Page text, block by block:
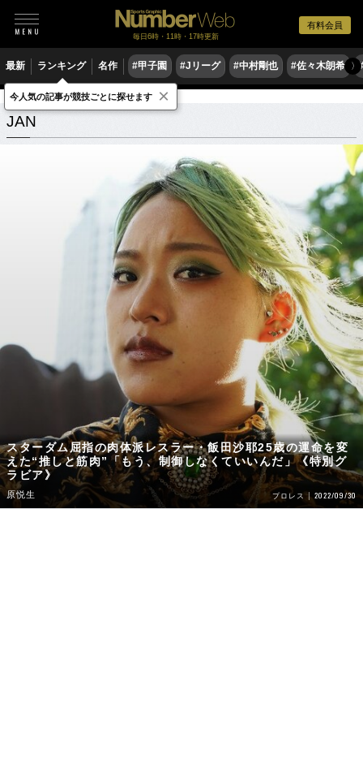
有料会員
毎日6時・11時・17時更新
最新 ランキング 名作 #甲子園 #Jリーグ #中村剛也 #佐々木朗希 〉
JAN 関連記事
JAN
スターダム屈指の肉体派レスラー・飯田沙耶25歳の運命を変
えた“推しと筋肉”「もう、制御しなくていいんだ」《特別グ
ラビア》
原悦生 プロレス 2022/09/30
今人気の記事が競技ごとに探せます ×